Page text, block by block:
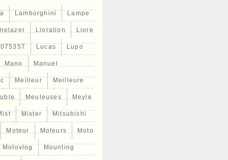
Lamborghini Lampe
Lioration Liore
Lucas Lupo
Mano Manuel
Meilleur Meilleure
Meuleuses Meyle
Mister Mitsubishi
Moteur Moteurs Moto
Motovlog Mounting